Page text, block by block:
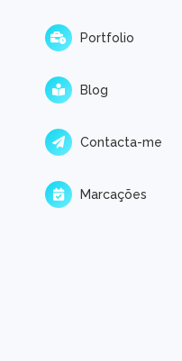
Portfolio
Blog
Contacta-me
Marcações